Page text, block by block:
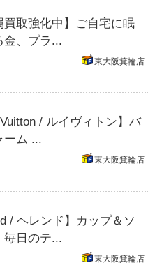
買取強化中】ご自宅に眠
金、プラ...
東大阪箕輪店
Vuitton / ルイヴィトン】バ
ーム ...
東大阪箕輪店
/ ヘレンド】カップ＆ソ
毎日のテ...
東大阪箕輪店